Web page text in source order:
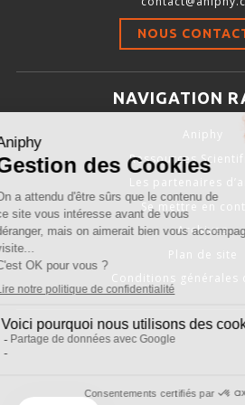
Stimulation-évaluation Thermique
ACTIVITÉ LOCOMOTRICE ET
COORDINATION ET SENSORI-MOTEUR
INTERACTION SOCIALE
RYTHMES CIRCADIENS
DÉVELOPPEMENTS À FAÇON
PORTIQUES & STATIONS D’ANÉSTHÉSIE
ASPIRATEURS ET CARTOUCHES
ÉVAPORATEURS
NOUS
NAVIGATION
Aniphy
Ressources
Les partenaires
Se mettre en
Archives
Plan de site
Conditions générales